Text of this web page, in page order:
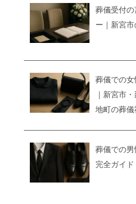
葬儀受付の
ー｜新宮
葬儀での女
｜新宮市
地町の葬儀
葬儀での男
完全ガイ